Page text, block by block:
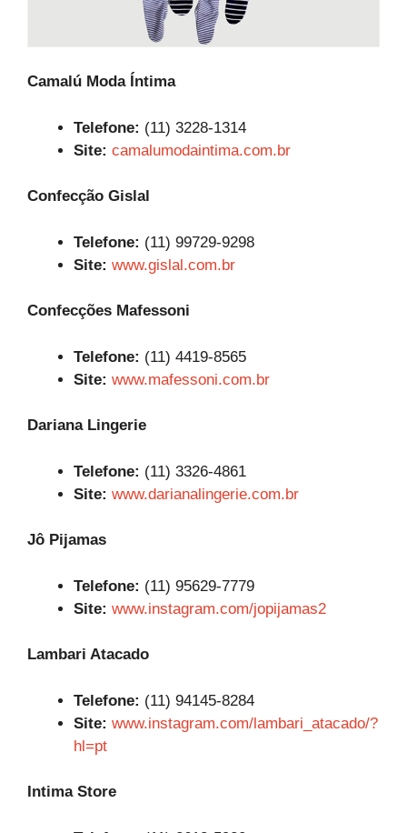
Camalú Moda Íntima
Telefone: (11) 3228-1314
Site: camalumodaintima.com.br
Confecção Gislal
Telefone: (11) 99729-9298
Site: www.gislal.com.br
Confecções Mafessoni
Telefone: (11) 4419-8565
Site: www.mafessoni.com.br
Dariana Lingerie
Telefone: (11) 3326-4861
Site: www.darianalingerie.com.br
Jô Pijamas
Telefone: (11) 95629-7779
Site: www.instagram.com/jopijamas2
Lambari Atacado
Telefone: (11) 94145-8284
Site: www.instagram.com/lambari_atacado/?
hl=pt
Intima Store